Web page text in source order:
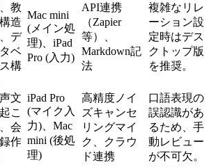
教
造
デ
ベ
構
Mac mini
(メイン処
理)、iPad
Pro (入力)
API連携
（Zapier
等）、
Markdown記
法
複雑なリレ
ーション設
定時はデス
クトップ版
を推奨。
文
こ
会
作
iPad Pro
(マイク入
力)、Mac
mini (後処
理)
高精度ノイ
ズキャンセ
リングマイ
ク、クラウ
ド連携
口語表現の
誤認識があ
るため、手
動レビュー
が不可欠。